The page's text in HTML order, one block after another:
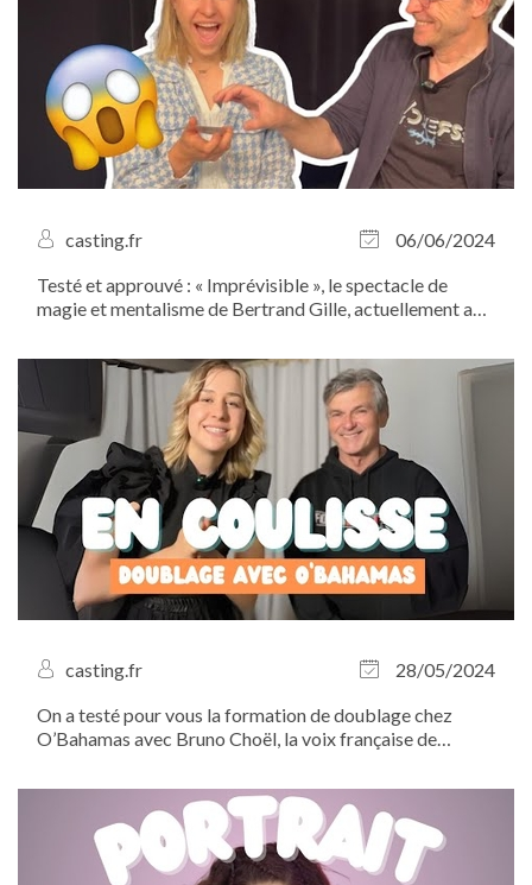
casting.fr
06/06/2024
Testé et approuvé : « Imprévisible », le spectacle de
magie et mentalisme de Bertrand Gille, actuellement au
casting.fr
28/05/2024
On a testé pour vous la formation de doublage chez
O’Bahamas avec Bruno Choël, la voix française de
mobilise contre l’utilisation de l’intelligence artificielle,
Casting.fr tient a apporter...